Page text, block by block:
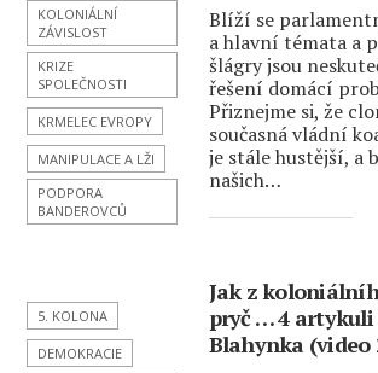
KOLONIÁLNÍ
ZÁVISLOST
KRIZE
SPOLEČNOSTI
KRMELEC EVROPY
MANIPULACE A LŽI
PODPORA
BANDEROVCŮ
Blíží se
a hlavní témata a
šlágry jsou
řešení domácí
Přiznejme si, že
současná vládní
je stále hustější, a
našich…
5. KOLONA
DEMOKRACIE
Jak z
pryč … 4 artykuli
Blahynka (video